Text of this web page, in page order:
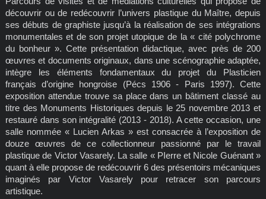
découvrir ou de redécouvrir l’univers plastique du Maître, depuis
ses débuts de graphiste jusqu’à la réalisation de ses intégrations
monumentales et de son projet utopique de la « cité polychrome
du bonheur ». Cette présentation didactique, avec près de 200
œuvres et documents originaux, dans une scénographie adaptée,
intègre les éléments fondamentaux du projet du Plasticien
français d’origine hongroise (Pécs 1906 - Paris 1997). Cette
exposition attendue trouve sa place dans un bâtiment classé au
titre des Monuments Historiques depuis le 25 novembre 2013 et
restauré dans son intégralité (2013 - 2018). A cette occasion, une
salle nommée « Lucien Arkas » est consacrée à l’exposition de
douze œuvres de ce collectionneur passionné par le travail
plastique de Victor Vasarely. La salle « PIerre et Nicole Guénant »
quant à elle propose de redécouvrir 6 des présentoirs mécaniques
imaginés par Victor Vasarely pour retracer son parcours
artistique.